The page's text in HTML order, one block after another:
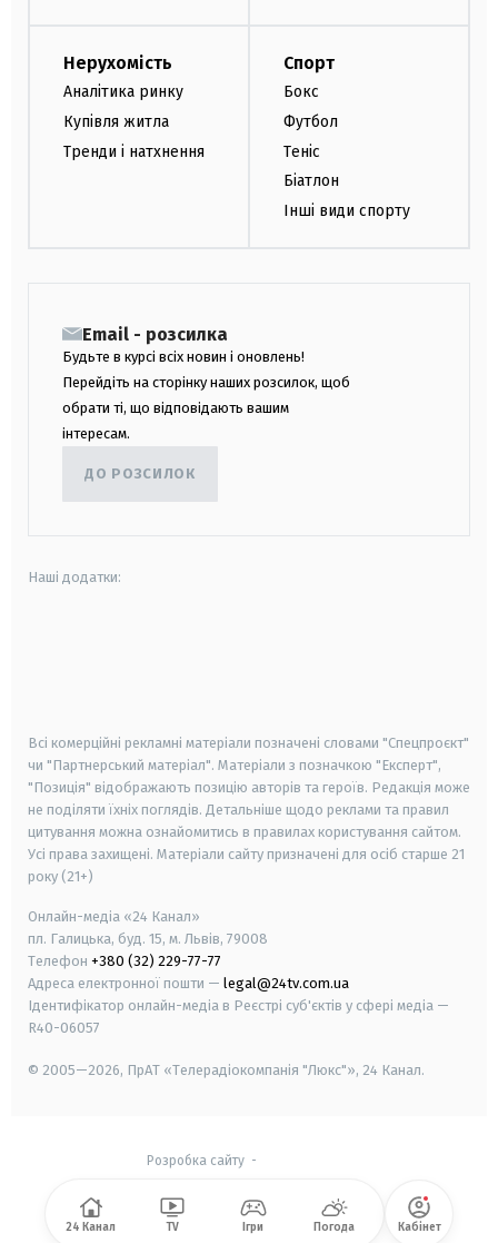
Нерухомість
Аналітика ринку
Купівля житла
Тренди і натхнення
Спорт
Бокс
Футбол
Теніс
Біатлон
Інші види спорту
Email - розсилка
Будьте в курсі всіх новин і оновлень!
Перейдіть на сторінку наших розсилок, щоб
обрати ті, що відповідають вашим
інтересам.
ДО РОЗСИЛОК
Наші додатки:
Всі комерційні рекламні матеріали позначені словами "Спецпроєкт"
чи "Партнерський матеріал". Матеріали з позначкою "Експерт",
"Позиція" відображають позицію авторів та героїв. Редакція може
не поділяти їхніх поглядів. Детальніше щодо реклами та правил
цитування можна ознайомитись в правилах користування сайтом.
Усі права захищені. Матеріали сайту призначені для осіб старше 21
року (21+)
Онлайн-медіа «24 Канал»
пл. Галицька, буд. 15, м. Львів, 79008
Телефон +380 (32) 229-77-77
Адреса електронної пошти — legal@24tv.com.ua
Ідентифікатор онлайн-медіа в Реєстрі суб'єктів у сфері медіа —
R40-06057
© 2005—2026, ПрАТ «Телерадіокомпанія "Люкс"», 24 Канал.
Розробка сайту-
24 Канал TV Ігри Погода Кабінет